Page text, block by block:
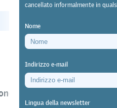
di livello
cancellato informalmente in
Nome
Indirizzo e-mail
Lingua della newsletter